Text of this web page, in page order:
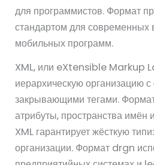
для программистов. Формат
стандартом для
мобильных программ.
XML, или eXtensible Markup
иерархическую организацию
закрывающими тегами.
атрибуты, пространства имён
XML гарантирует жёсткую
организации. Формат drgn